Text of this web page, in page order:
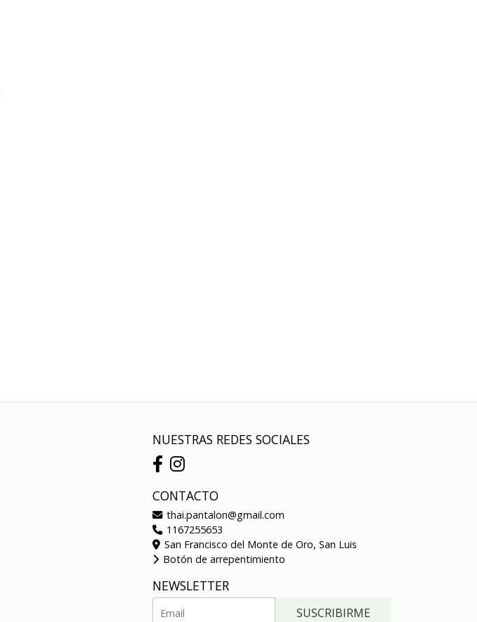
NUESTRAS REDES SOCIALES
CONTACTO
thai.pantalon@gmail.com
1167255653
San Francisco del Monte de Oro, San Luis
Botón de arrepentimiento
NEWSLETTER
SUSCRIBIRME